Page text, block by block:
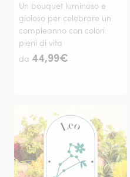
Un bouquet luminoso e
gioioso per celebrare un
compleanno con colori
pieni di vita
da 44,99€